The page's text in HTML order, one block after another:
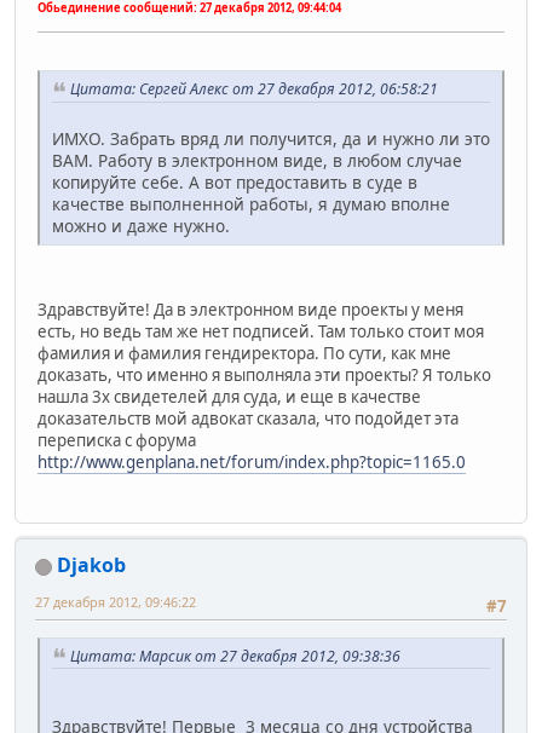
Обьединение сообщений: 27 декабря 2012, 09:44:04
Цитата: Сергей Алекс от 27 декабря 2012, 06:58:21
ИМХО. Забрать вряд ли получится, да и нужно ли это
ВАМ. Работу в электронном виде, в любом случае
копируйте себе. А вот предоставить в суде в
качестве выполненной работы, я думаю вполне
можно и даже нужно.
Здравствуйте! Да в электронном виде проекты у меня
есть, но ведь там же нет подписей. Там только стоит моя
фамилия и фамилия гендиректора. По сути, как мне
доказать, что именно я выполняла эти проекты? Я только
нашла 3х свидетелей для суда, и еще в качестве
доказательств мой адвокат сказала, что подойдет эта
переписка с форума
http://www.genplana.net/forum/index.php?topic=1165.0
Djakob
#7
27 декабря 2012, 09:46:22
Цитата: Марсик от 27 декабря 2012, 09:38:36
Здравствуйте! Первые 3 месяца со дня устройства